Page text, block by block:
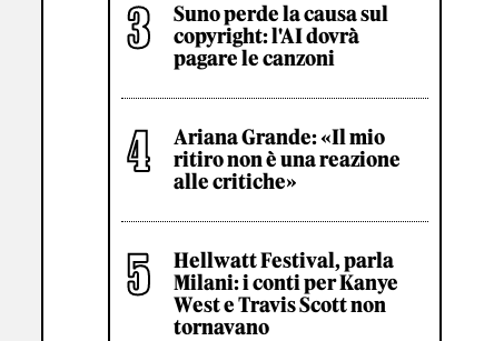
Suno perde la causa sul
copyright: l'AI dovrà
pagare le canzoni
Ariana Grande: «Il mio
ritiro non è una reazione
alle critiche»
Hellwatt Festival, parla
Milani: i conti per Kanye
West e Travis Scott non
tornavano